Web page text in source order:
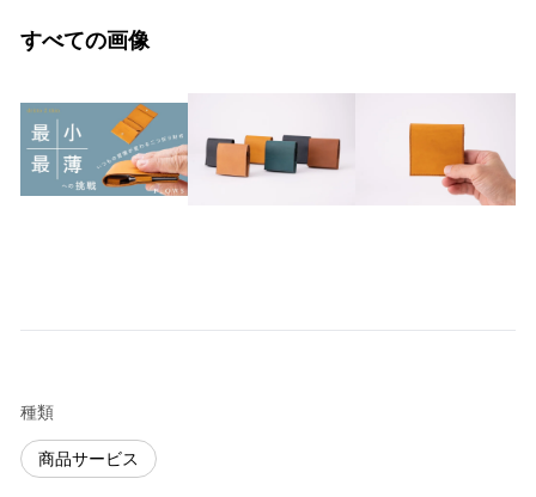
すべての画像
種類
商品サービス